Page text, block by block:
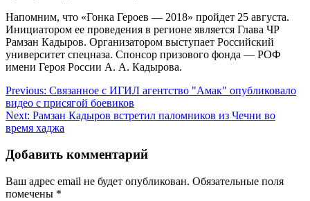
Напомним, что «Гонка Героев — 2018» пройдет 25 августа.
Инициатором ее проведения в регионе является Глава ЧР
Рамзан Кадыров. Организатором выступает Российский
университет спецназа. Спонсор призового фонда — РОФ
имени Героя России А. А. Кадырова.
Навигация
по
записям
Previous: Связанное с ИГИЛ агентство "Амак" опубликовало
видео с присягой боевиков
Next: Рамзан Кадыров встретил паломников из Чечни во
время хаджа
Добавить комментарий
Ваш адрес email не будет опубликован. Обязательные поля
помечены *